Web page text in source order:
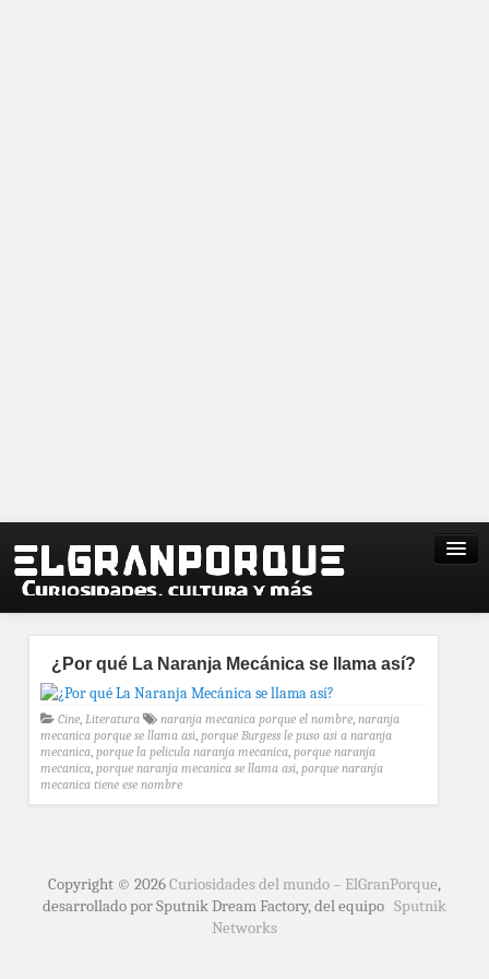
¿Por qué La Naranja Mecánica se llama así?
Cine, Literatura naranja mecanica porque el nombre, naranja
mecanica porque se llama asi, porque Burgess le puso asi a naranja
mecanica, porque la pelicula naranja mecanica, porque naranja
mecanica, porque naranja mecanica se llama asi, porque naranja
mecanica tiene ese nombre
Copyright © 2026Curiosidades del mundo – ElGranPorque,
desarrollado por Sputnik Dream Factory, del equipo Sputnik
Networks